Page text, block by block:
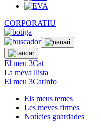
CORPORATIU
El meu 3Cat
La meva llista
El meu 3CatInfo
Els meus temes
Les meves firmes
Notícies guardades